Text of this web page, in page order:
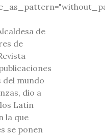
de
de
del mundo
dio a
Latin
la que
se ponen